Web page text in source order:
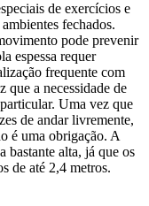
de exercícios e
fechados.
pode prevenir
espessa requer
frequente com
que a necessidade de
Uma vez que
de andar livremente,
é uma obrigação. A
bastante alta, já que os
de até 2,4 metros.